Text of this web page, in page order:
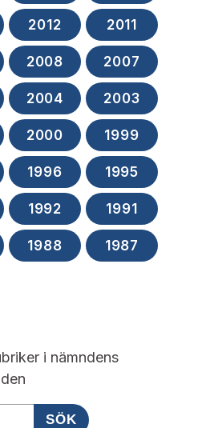
2012 2011
2008 2007
2004 2003
2000 1999
1996 1995
1992 1991
1988 1987
i nämndens
SÖK